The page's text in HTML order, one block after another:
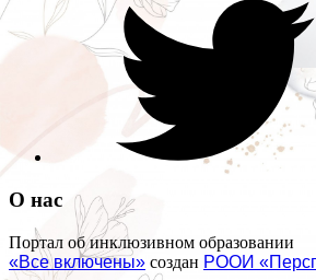
О нас
Портал об инклюзивном образовании
«Все включены» создан РООИ